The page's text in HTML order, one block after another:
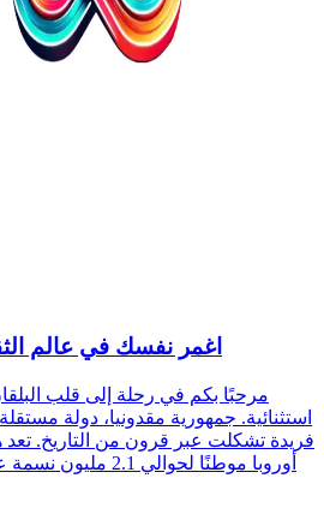
اغمر نفسك في عالم
مرحبًا بكم في رحلة إلى قلب
فريدة تشكلت عبر قرون من التاريخ.